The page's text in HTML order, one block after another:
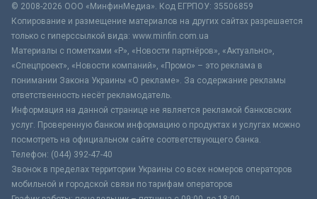
© 2008-2026 ООО «МинфинМедиа». Код ЕГРПОУ: 35506859
Копирование и размещение материалов на других сайтах разрешается
только с гиперссылкой вида: www.minfin.com.ua
Материалы с пометками «Р», «Новости партнёров», «Актуально»,
«Спецпроект», «Новости компаний», «Промо» – это реклама в
понимании Закона Украины «О рекламе». За содержание рекламы
ответственность несёт рекламодатель.
Информация на данной странице не является рекламой банковских
услуг. Проверенную банком информацию о продуктах и услугах можно
посмотреть на официальном сайте соответствующего банка.
Телефон: (044) 392-47-40
Звонок в пределах территории Украины со всех номеров операторов
мобильной и городской связи по тарифам операторов